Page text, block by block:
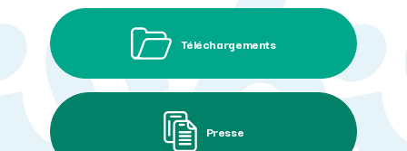
Téléchargements
Presse